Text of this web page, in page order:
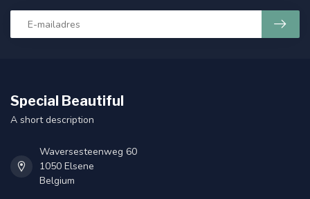
Special Beautiful
A short description
Waversesteenweg 60
1050 Elsene
Belgium